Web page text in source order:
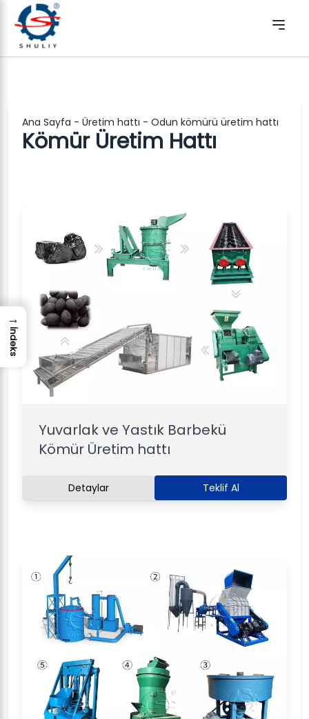
Ana Sayfa - Üretim hattı - Odun kömürü üretim hattı
Kömür Üretim Hattı
Yuvarlak ve Yastık Barbekü
Kömür Üretim hattı
Detaylar Teklif Al
→
İndeks